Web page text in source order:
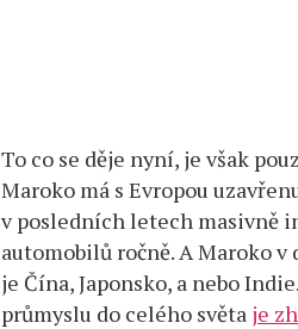
To co se děje nyní, je však
Maroko má s Evropou
v posledních letech masivně
automobilů ročně. A Maroko
je Čína, Japonsko, a nebo
průmyslu do celého světa je